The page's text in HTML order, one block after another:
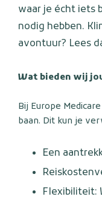
waar je écht iets
nodig hebben.
avontuur? Lees
Wat bieden wij
Bij Europe
baan. Dit kun je
Een
Flexibiliteit: